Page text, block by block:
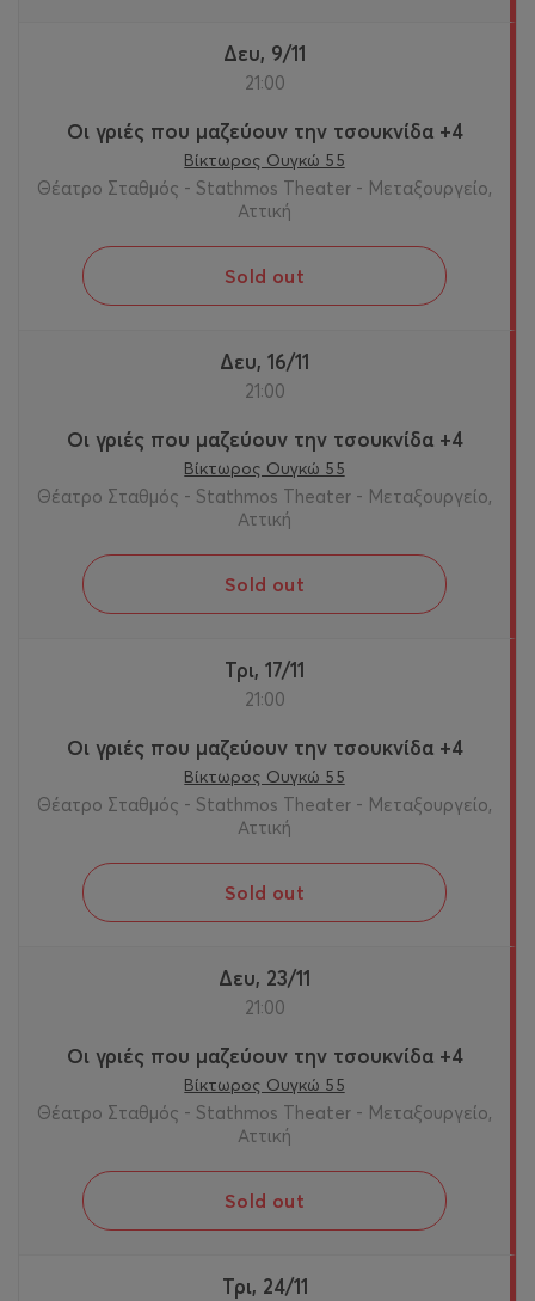
Δευ, 9/11
21:00
Οι γριές που μαζεύουν την τσουκνίδα +4
Βίκτωρος Ουγκώ 55
Θέατρο Σταθμός - Stathmos Theater - Μεταξουργείο,
Αττική
Sold out
Δευ, 16/11
21:00
Οι γριές που μαζεύουν την τσουκνίδα +4
Βίκτωρος Ουγκώ 55
Θέατρο Σταθμός - Stathmos Theater - Μεταξουργείο,
Αττική
Sold out
Τρι, 17/11
21:00
Οι γριές που μαζεύουν την τσουκνίδα +4
Βίκτωρος Ουγκώ 55
Θέατρο Σταθμός - Stathmos Theater - Μεταξουργείο,
Αττική
Sold out
Δευ, 23/11
21:00
Οι γριές που μαζεύουν την τσουκνίδα +4
Βίκτωρος Ουγκώ 55
Θέατρο Σταθμός - Stathmos Theater - Μεταξουργείο,
Αττική
Sold out
Τρι, 24/11